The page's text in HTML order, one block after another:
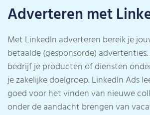
Adverteren met
Met LinkedIn adverteren bereik je
betaalde (gesponsorde)
bedrijf je producten of diensten
je zakelijke doelgroep. LinkedIn Ads
goed voor het vinden van nieuwe
onder de aandacht brengen van